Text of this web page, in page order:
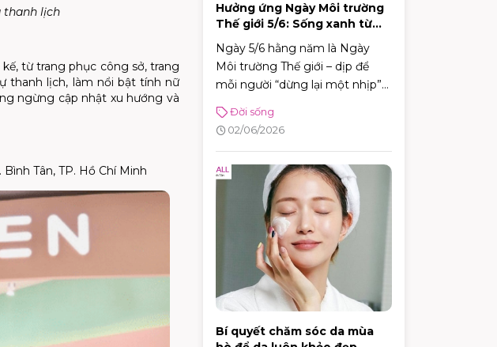
thanh lịch
từ trang phục công sở, trang
thanh lịch, làm nổi bật tính nữ
ngừng cập nhật xu hướng và
Tân, TP. Hồ Chí Minh
Hưởng ứng Ngày Môi trường
Thế giới 5/6: Sống xanh từ
những thói quen nhỏ
Ngày 5/6 hằng năm là Ngày
Môi trường Thế giới – dịp để
mỗi người “dừng lại một nhịp”
sống, đang tiêu dùng và đang
tác động lên môi trường xung
trường Thế giới hướng sự chú ý
đến hành động vì khí hậu, với sự
kiện toàn cầu được tổ chức tại
Azerbaijan.
Đời sống
02/06/2026
Bí quyết chăm sóc da mùa